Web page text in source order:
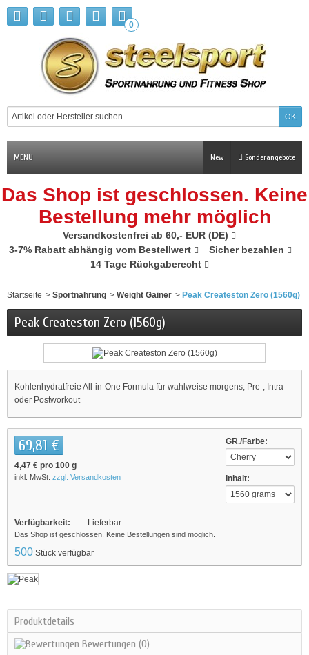
0
MENU Sonderangebote
New
Das Shop ist geschlossen. Keine
Bestellung mehr möglich
Versandkostenfrei ab 60,- EUR (DE)
3-7% Rabatt abhängig vom Bestellwert
Sicher bezahlen
14 Tage Rückgaberecht
Startseite > Sportnahrung > Weight Gainer > Peak Createston Zero (1560g)
Peak Createston Zero (1560g)
Kohlenhydratfreie All-in-One Formula für wahlweise morgens, Pre-, Intra-
oder Postworkout
GR./Farbe:
Inhalt:
69,81 €
4,47 € pro 100 g
inkl. MwSt. zzgl. Versandkosten
Verfügbarkeit: Lieferbar
Das Shop ist geschlossen. Keine Bestellungen sind möglich.
500 Stück verfügbar
Produktdetails
Bewertungen (0)